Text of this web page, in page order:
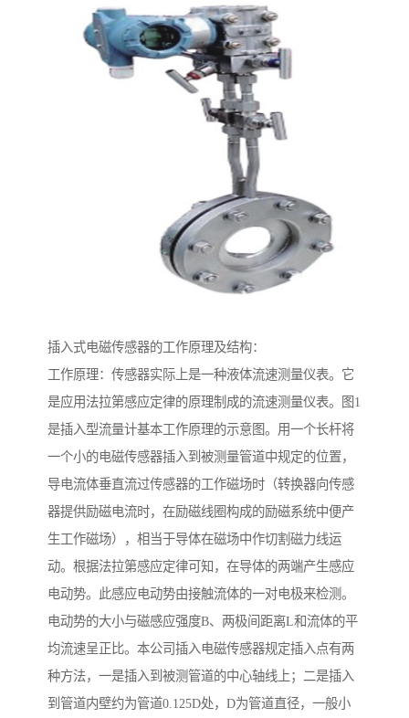
插入式电磁传感器的工作原理及结构：
工作原理：传感器实际上是一种液体流速测量仪表。它
是应用法拉第感应定律的原理制成的流速测量仪表。图1
是插入型流量计基本工作原理的示意图。用一个长杆将
一个小的电磁传感器插入到被测量管道中规定的位置，
导电流体垂直流过传感器的工作磁场时（转换器向传感
器提供励磁电流时，在励磁线圈构成的励磁系统中便产
生工作磁场），相当于导体在磁场中作切割磁力线运
动。根据法拉第感应定律可知，在导体的两端产生感应
电动势。此感应电动势由接触流体的一对电极来检测。
电动势的大小与磁感应强度B、两极间距离L和流体的平
均流速呈正比。本公司插入电磁传感器规定插入点有两
种方法，一是插入到被测管道的中心轴线上；二是插入
到管道内壁约为管道0.125D处，D为管道直径，一般小